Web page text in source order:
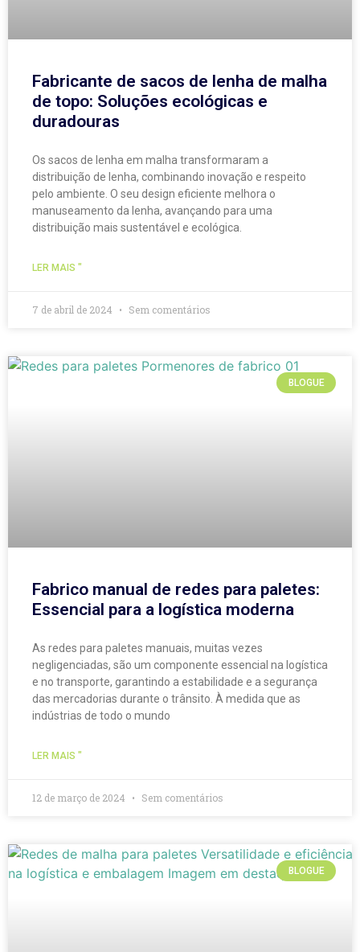
Fabricante de sacos de lenha de malha
de topo: Soluções ecológicas e
duradouras
Os sacos de lenha em malha transformaram a
distribuição de lenha, combinando inovação e respeito
pelo ambiente. O seu design eficiente melhora o
manuseamento da lenha, avançando para uma
distribuição mais sustentável e ecológica.
LER MAIS "
7 de abril de 2024 Sem comentários
BLOGUE
Fabrico manual de redes para paletes:
Essencial para a logística moderna
As redes para paletes manuais, muitas vezes
negligenciadas, são um componente essencial na logística
e no transporte, garantindo a estabilidade e a segurança
das mercadorias durante o trânsito. À medida que as
indústrias de todo o mundo
LER MAIS "
12 de março de 2024 Sem comentários
BLOGUE